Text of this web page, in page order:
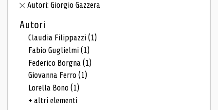
Autori: Giorgio Gazzera
Autori
Claudia Filippazzi(1)
Fabio Guglielmi(1)
Federico Borgna(1)
Giovanna Ferro(1)
Lorella Bono(1)
+ altri elementi